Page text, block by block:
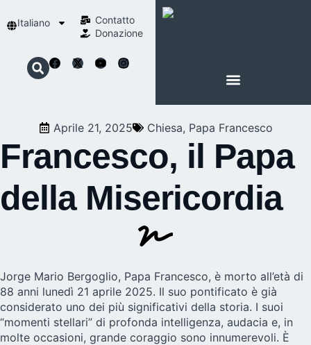
Italiano
Contatto
Donazione
Aprile 21, 2025 Chiesa, Papa Francesco
Francesco, il Papa
della Misericordia
Jorge Mario Bergoglio, Papa Francesco, è morto all’età di
88 anni lunedì 21 aprile 2025. Il suo pontificato è già
considerato uno dei più significativi della storia. I suoi
“momenti stellari” di profonda intelligenza, audacia e, in
molte occasioni, grande coraggio sono innumerevoli. È